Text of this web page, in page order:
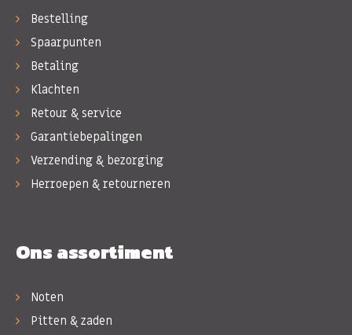
Bestelling
Spaarpunten
Betaling
Klachten
Retour & service
Garantiebepalingen
Verzending & bezorging
Herroepen & retourneren
Ons assortiment
Noten
Pitten & zaden